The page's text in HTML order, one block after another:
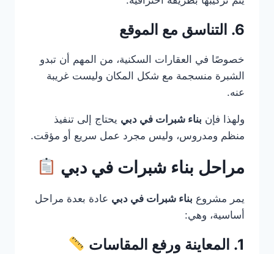
6. التناسق مع الموقع
خصوصًا في العقارات السكنية، من المهم أن تبدو
الشبرة منسجمة مع شكل المكان وليست غريبة
عنه.
ولهذا فإن بناء شبرات في دبي يحتاج إلى تنفيذ
منظم ومدروس، وليس مجرد عمل سريع أو مؤقت.
مراحل بناء شبرات في دبي
يمر مشروع بناء شبرات في دبي عادة بعدة مراحل
أساسية، وهي:
1. المعاينة ورفع المقاسات